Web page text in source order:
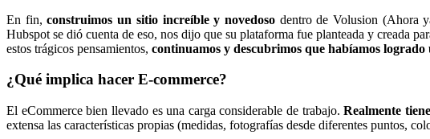
En fin,construimos un sitio increíble y novedosodentro de Volusion (Ahora
Hubspot se dió cuenta de eso, nos dijo que su plataforma fue planteada y creada
estos trágicos pensamientos, continuamos y descubrimos que habíamos logrado
¿Qué implica hacer E-commerce?
El eCommerce bien llevado es una carga considerable de trabajo.Realmente
extensa las características propias (medidas, fotografías desde diferentes puntos,